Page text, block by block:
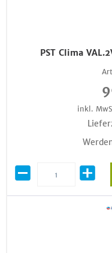
PST Clima
inkl.